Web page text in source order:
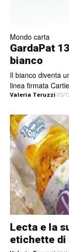
Mondo carta
GardaPat
bianco
Il bianco diventa
linea firmata
Valeria Teruzzi 05/
Lecta e la
etichette di